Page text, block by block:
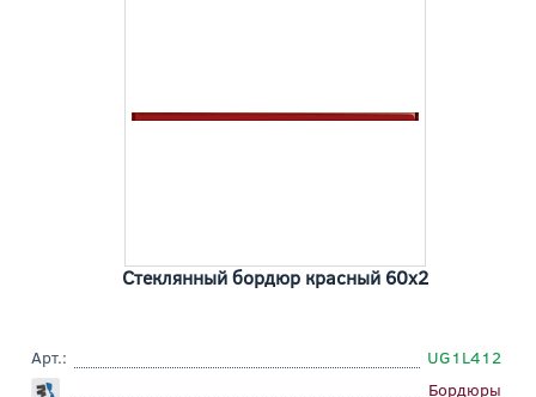
Стеклянный бордюр красный 60x2
Арт.:
UG1L412
Бордюры